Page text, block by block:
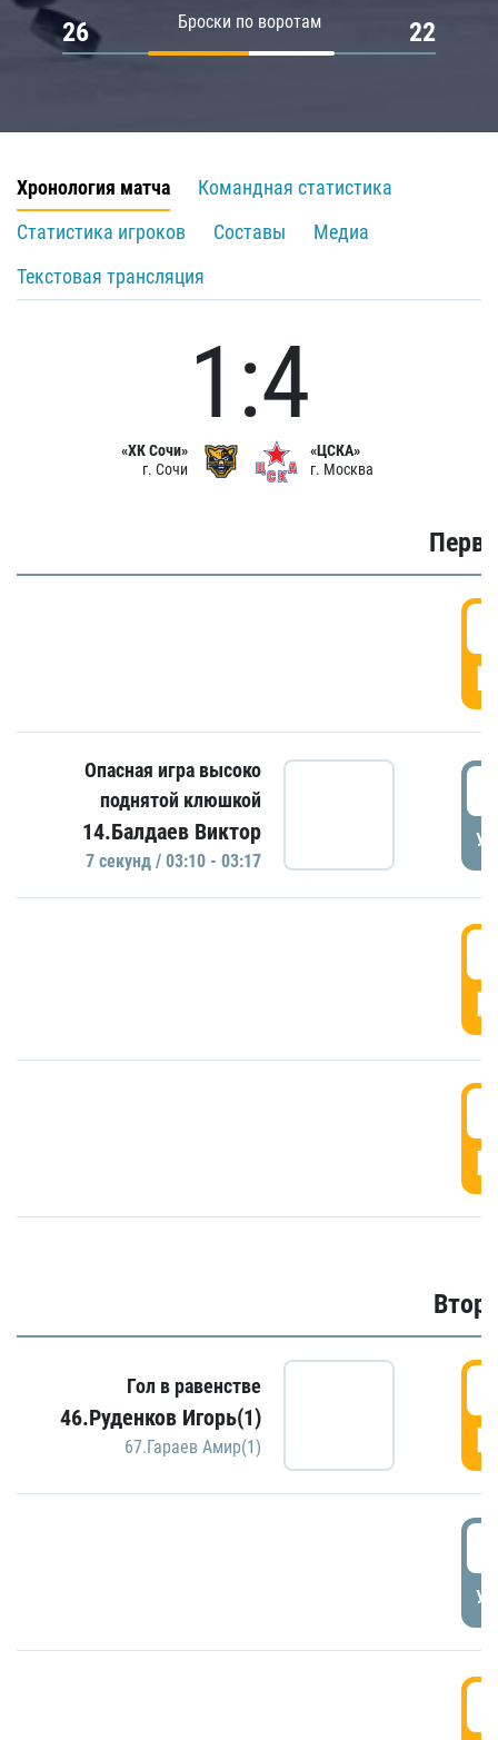
Броски по воротам
26 22
Хронология матча
Командная статистика
Статистика игроков
Составы
Медиа
Текстовая трансляция
«ХК Сочи»
г. Сочи
1:4
«ЦСКА»
г. Москва
Опасная игра высоко
поднятой клюшкой
14.Балдаев Виктор
7 секунд / 03:10 - 03:17
Гол в равенстве
46.Руденков Игорь(1)
67.Гараев Амир(1)